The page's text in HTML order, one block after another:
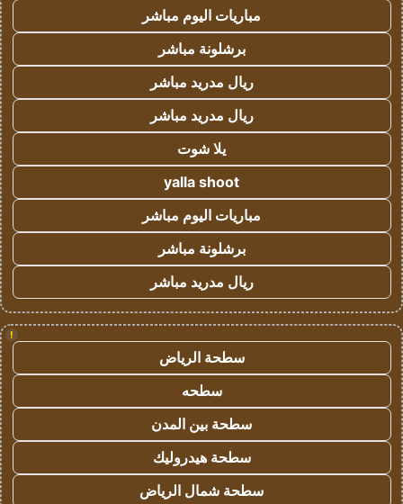
مباريات اليوم مباشر
برشلونة مباشر
ريال مدريد مباشر
ريال مدريد مباشر
يلا شوت
yalla shoot
مباريات اليوم مباشر
برشلونة مباشر
ريال مدريد مباشر
!
سطحة الرياض
سطحه
سطحة بين المدن
سطحة هيدروليك
سطحة شمال الرياض